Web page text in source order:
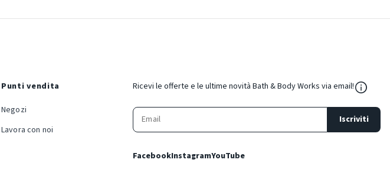
Punti vendita
Negozi
Lavora con noi
Ricevi le offerte e le ultime novità Bath & Body Works via email!
Iscriviti
FacebookInstagramYouTube